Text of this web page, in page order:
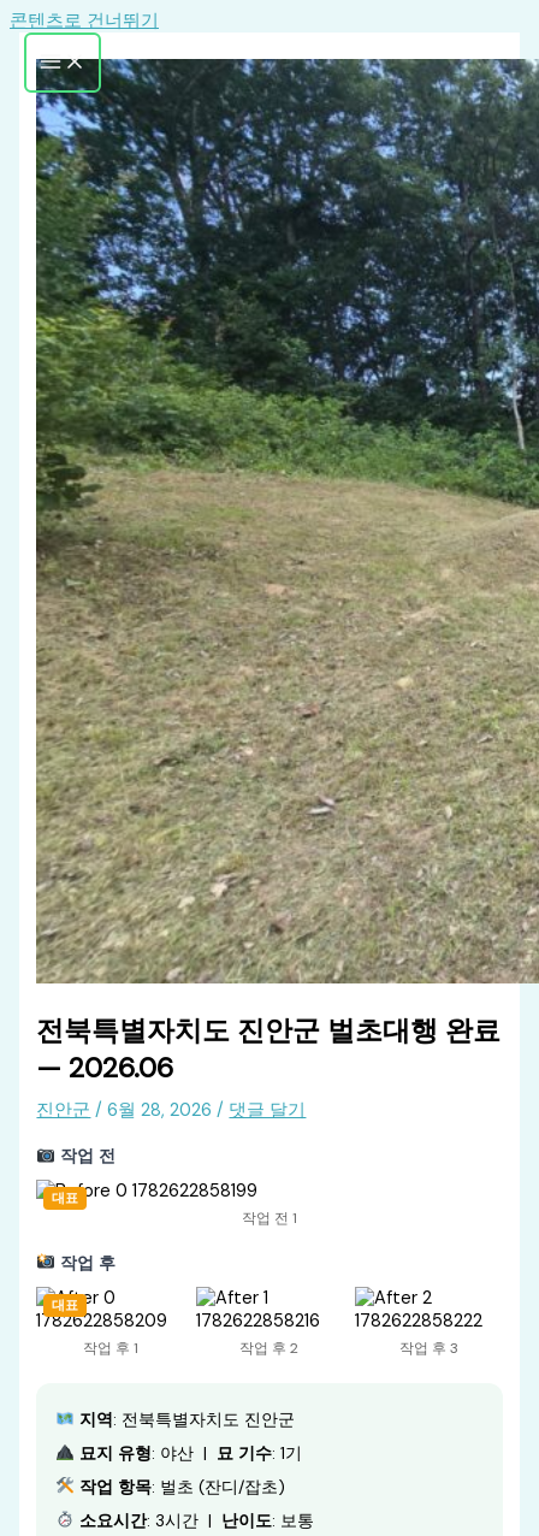
콘텐츠로 건너뛰기
전북특별자치도 진안군 벌초대행 완료
— 2026.06
진안군 /6월 28, 2026/ 댓글 달기
작업 전
대표
작업 전 1
작업 후
대표
작업 후 1 작업 후 2 작업 후 3
지역: 전북특별자치도 진안군
묘지 유형: 야산 | 묘 기수: 1기
작업 항목: 벌초 (잔디/잡초)
소요시간: 3시간 | 난이도: 보통